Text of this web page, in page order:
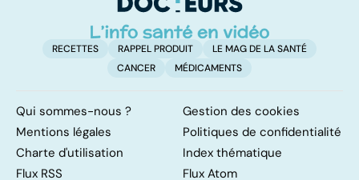
RECETTES RAPPEL PRODUIT
LE MAG DE LA SANTÉ
CANCER
MÉDICAMENTS
Qui sommes-nous ?
Gestion des cookies
Mentions légales
Politiques de confidentialité
Charte d'utilisation
Index thématique
Flux RSS
Flux Atom